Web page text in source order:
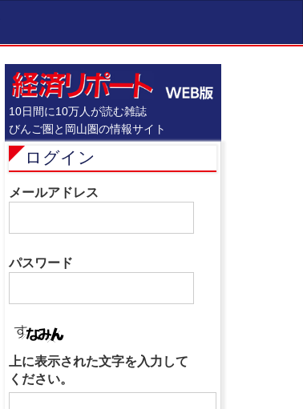
10日間に10万人が読む雑誌
びんご圏と岡山圏の情報サイト
ログイン
メールアドレス
パスワード
上に表示された文字を入力して
ください。